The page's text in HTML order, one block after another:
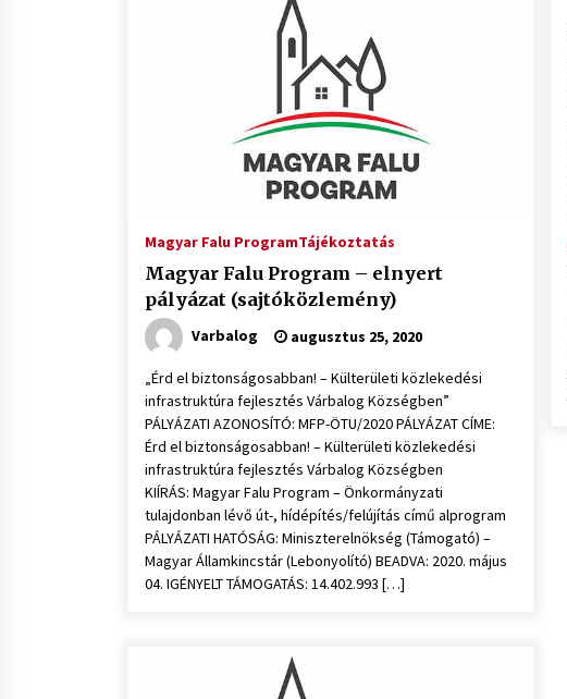
Magyar Falu ProgramTájékoztatás
Magyar Falu Program – elnyert
pályázat (sajtóközlemény)
Varbalog augusztus 25, 2020
„Érd el biztonságosabban! – Külterületi közlekedési
infrastruktúra fejlesztés Várbalog Községben”
PÁLYÁZATI AZONOSÍTÓ: MFP-ÖTU/2020 PÁLYÁZAT CÍME:
Érd el biztonságosabban! – Külterületi közlekedési
infrastruktúra fejlesztés Várbalog Községben
KIÍRÁS: Magyar Falu Program – Önkormányzati
tulajdonban lévő út-, hídépítés/felújítás című alprogram
PÁLYÁZATI HATÓSÁG: Miniszterelnökség (Támogató) –
Magyar Államkincstár (Lebonyolító) BEADVA: 2020. május
04. IGÉNYELT TÁMOGATÁS: 14.402.993 […]